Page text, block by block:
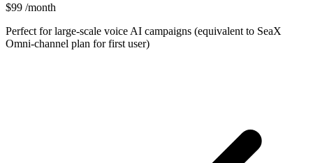
$99 /month
Perfect for large-scale voice AI campaigns (equivalent to SeaX
Omni-channel plan for first user)